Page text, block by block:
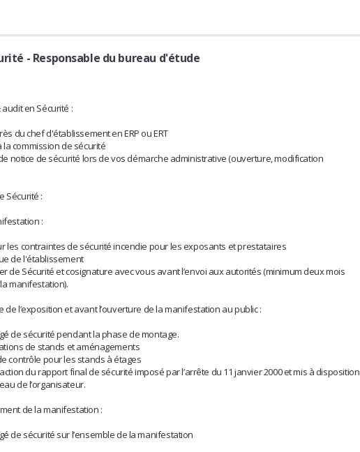
- Responsable du bureau d'étude
en Sécurité :
du chef d'établissement en ERP ou ERT
la commission de sécurité
notice de sécurité lors de vos démarche administrative (ouverture, modification
Sécurité :
:
les contraintes de sécurité incendie pour les exposants et prestataires
de l'établissement
de Sécurité et cosignature avec vous avant l’envoi aux autorités (minimum deux mois
manifestation).
de l’exposition et avant l’ouverture de la manifestation au public :
de sécurité pendant la phase de montage.
de stands et aménagements
contrôle pour les stands à étages
du rapport final de sécurité imposé par l’arrête du 11 janvier 2000 et mis à disposition
de l’organisateur.
de la manifestation :
de sécurité sur l’ensemble de la manifestation